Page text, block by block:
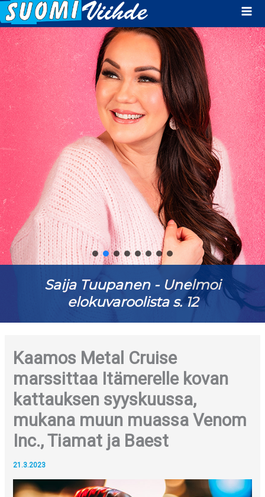
Saija Tuupanen - Unelmoi
elokuvaroolista s. 12
Kaamos Metal Cruise
marssittaa Itämerelle kovan
kattauksen syyskuussa,
mukana muun muassa Venom
Inc., Tiamat ja Baest
21.3.2023